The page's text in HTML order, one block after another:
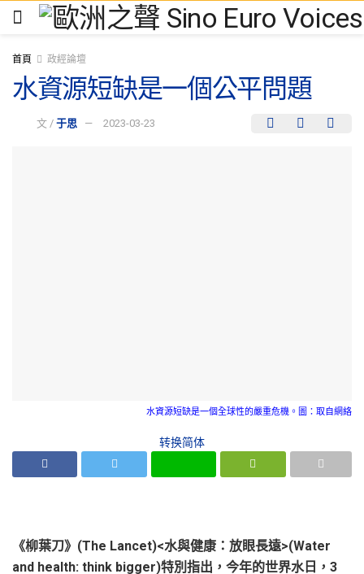
首頁 政經論壇
水資源短缺是一個公平問題
文 / 于思 2023-03-23
水資源短缺是一個全球性的嚴重危機。圖：取自網絡
转换简体
《柳葉刀》(The Lancet)<水與健康：放眼長遠>(Water
and health: think bigger)特別指出，今年的世界水日，3